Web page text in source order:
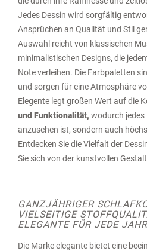
Jedes Dessin wird sorgfältig
Ansprüchen an Qualität und Stil
Auswahl reicht von klassischen
minimalistischen Designs, die
Note verleihen. Die Farbpaletten
und sorgen für eine Atmosphäre
Elegente legt großen Wert auf die
und Funktionalität, wodurch
anzusehen ist, sondern auch
Entdecken Sie die Vielfalt der
Sie sich von der kunstvollen
GANZJÄHRIGER
VIELSEITIGE
ELEGANTE FÜR JEDE
Die Marke elegante bietet eine